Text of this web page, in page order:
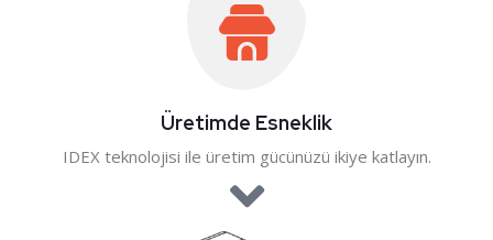
Üretimde Esneklik
IDEX teknolojisi ile üretim gücünüzü ikiye katlayın.